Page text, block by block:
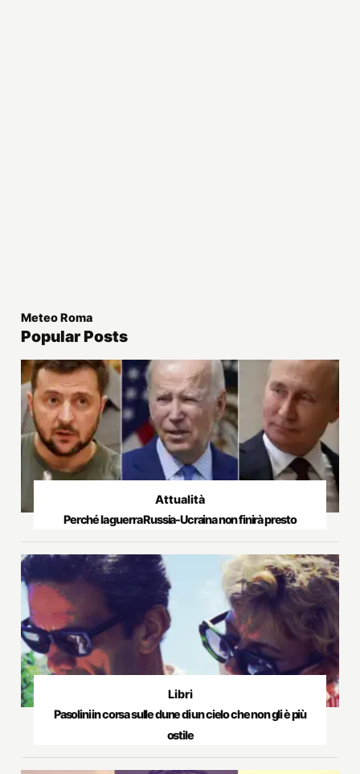
Meteo Roma
Popular Posts
Attualità
Perché la guerra Russia-Ucraina non finirà presto
Libri
Pasolini in corsa sulle dune di un cielo che non gli è più
ostile